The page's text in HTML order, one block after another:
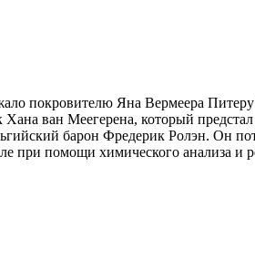
покровителю Яна Вермеера
Хана ван Меегерена, который
барон Фредерик Ролэн. Он
при помощи химического анализа